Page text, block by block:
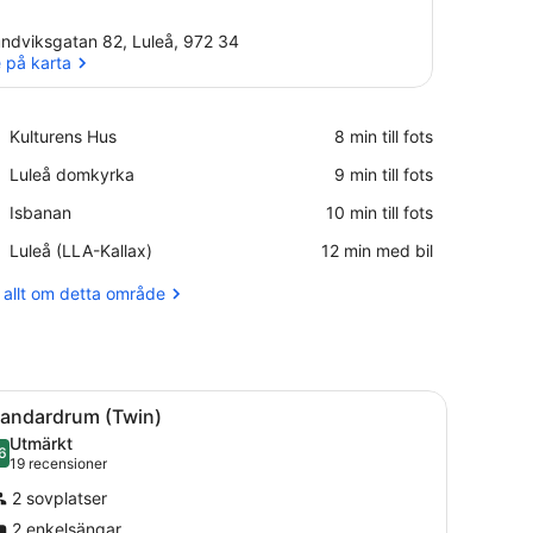
82, Luleå, 972 34
på karta
Kulturens Hus
Place,
Hus
‪8 min till fots‬
Luleå domkyrka
Place,
domkyrka
‪9 min till fots‬
Isbanan
Place,
‪10 min till fots‬
Luleå (LLA-Kallax)
Airport,
(LLA-
‪12 min med bil‬
allt om detta område
med en tv, en stol och ett fönster med gardiner.
Ett sovrum med en säng, ett skrivbord,
2 (Twin)
av 10
Utmärkt
19 recensioner
(19 recensioner)
2 sovplatser
2 enkelsängar